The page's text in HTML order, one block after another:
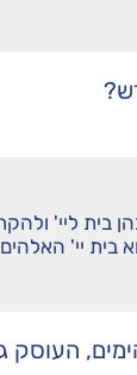
ליי'
בית יי'
העוסק